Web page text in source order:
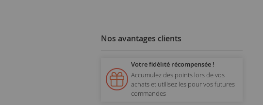
Nos avantages clients
Votre fidélité récompensée !
Accumulez des points lors de vos
achats et utilisez les pour vos futures
commandes